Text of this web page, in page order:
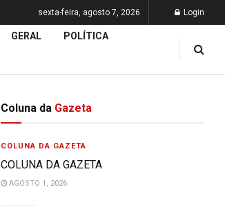
sexta-feira, agosto 7, 2026 Login
GERAL POLÍTICA
Coluna da Gazeta
COLUNA DA GAZETA
COLUNA DA GAZETA
AGOSTO 1, 2026